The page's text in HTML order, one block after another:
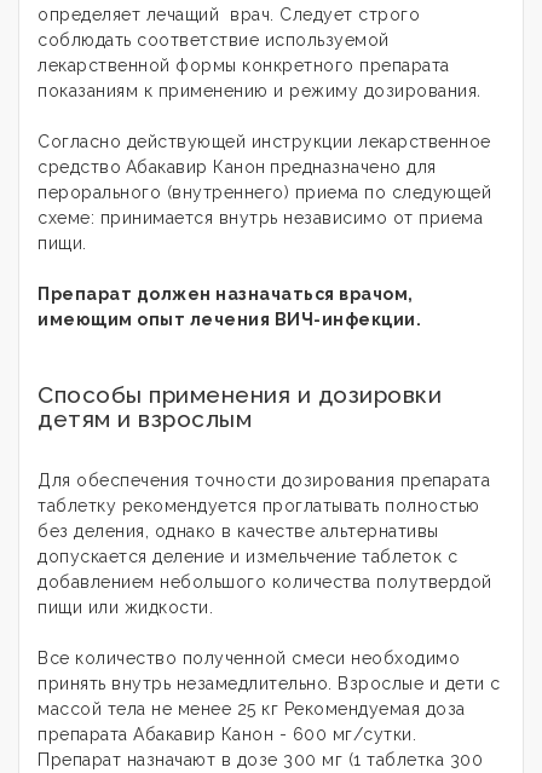
определяет лечащий врач. Следует строго
соблюдать соответствие используемой
лекарственной формы конкретного препарата
показаниям к применению и режиму дозирования.
Согласно действующей инструкции лекарственное
средство Абакавир Канон предназначено для
перорального (внутреннего) приема по следующей
схеме: принимается внутрь независимо от приема
пищи.
Препарат должен назначаться врачом,
имеющим опыт лечения ВИЧ-инфекции.
Способы применения и дозировки
детям и взрослым
Для обеспечения точности дозирования препарата
таблетку рекомендуется проглатывать полностью
без деления, однако в качестве альтернативы
допускается деление и измельчение таблеток с
добавлением небольшого количества полутвердой
пищи или жидкости.
Все количество полученной смеси необходимо
принять внутрь незамедлительно. Взрослые и дети с
массой тела не менее 25 кг Рекомендуемая доза
препарата Абакавир Канон - 600 мг/сутки.
Препарат назначают в дозе 300 мг (1 таблетка 300